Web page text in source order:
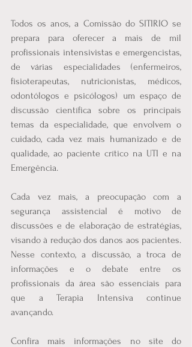
Todos os anos, a Comissão do SITIRIO se
prepara para oferecer a mais de mil
profissionais intensivistas e emergencistas,
de várias especialidades (enfermeiros,
fisioterapeutas, nutricionistas, médicos,
odontólogos e psicólogos) um espaço de
discussão científica sobre os principais
temas da especialidade, que envolvem o
cuidado, cada vez mais humanizado e de
qualidade, ao paciente crítico na UTI e na
Emergência.
Cada vez mais, a preocupação com a
segurança assistencial é motivo de
discussões e de elaboração de estratégias,
visando à redução dos danos aos pacientes.
Nesse contexto, a discussão, a troca de
informações e o debate entre os
profissionais da área são essenciais para
que a Terapia Intensiva continue
avançando.
Confira mais informações no site do